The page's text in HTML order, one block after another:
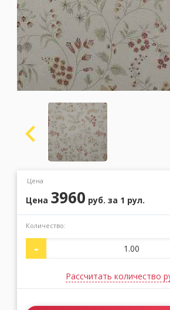
Москва (сменить город)
Заказать обратный
Цена
Цена 3960 руб. за 1 рул.
Количество:
-
Рассчитать количество